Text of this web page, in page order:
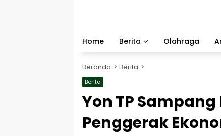
Home
Berita Olahraga
Beranda Berita
Berita
Yon TP
Penggerak